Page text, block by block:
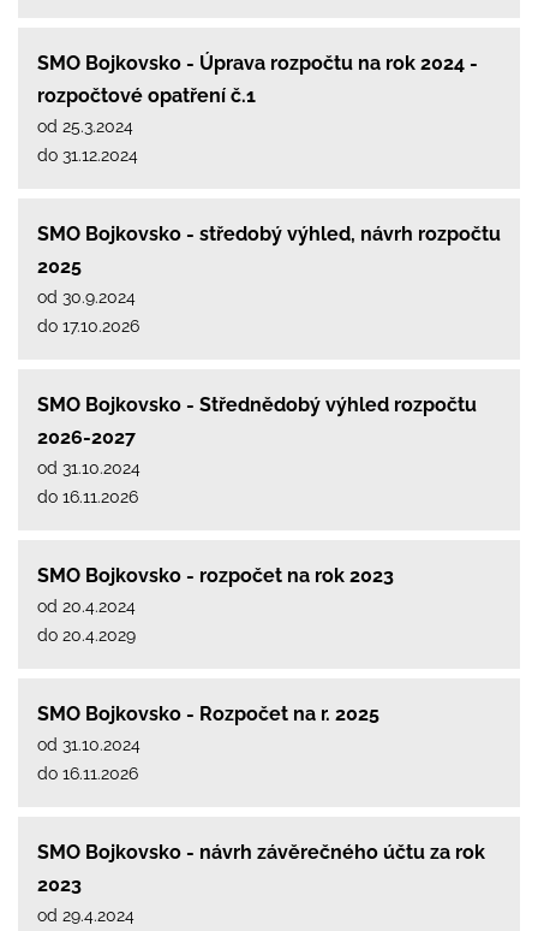
SMO Bojkovsko - Úprava rozpočtu na rok 2024 -
rozpočtové opatření č.1
od 25.3.2024
do 31.12.2024
SMO Bojkovsko - středobý výhled, návrh rozpočtu
2025
od 30.9.2024
do 17.10.2026
SMO Bojkovsko - Střednědobý výhled rozpočtu
2026-2027
od 31.10.2024
do 16.11.2026
SMO Bojkovsko - rozpočet na rok 2023
od 20.4.2024
do 20.4.2029
SMO Bojkovsko - Rozpočet na r. 2025
od 31.10.2024
do 16.11.2026
SMO Bojkovsko - návrh závěrečného účtu za rok
2023
od 29.4.2024